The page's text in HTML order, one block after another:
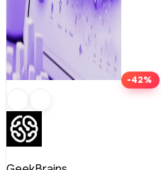
-42%